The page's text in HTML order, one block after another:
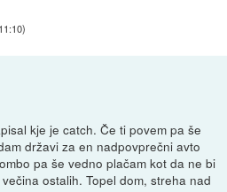
)
kje je catch. Če ti povem pa še
državi za en nadpovprečni avto
pa še vedno plačam kot da ne bi
ostalih. Topel dom, streha nad